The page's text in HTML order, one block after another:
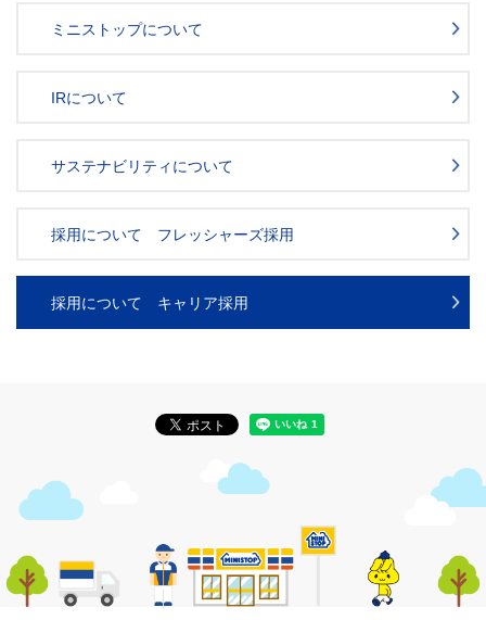
ミニストップについて
IRについて
サステナビリティについて
採用について フレッシャーズ採用
採用について キャリア採用